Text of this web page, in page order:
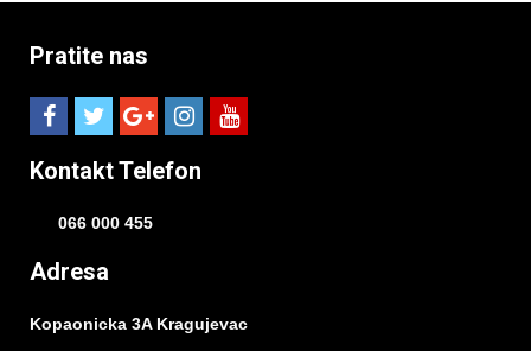
Pratite nas
Kontakt Telefon
066 000 455
Adresa
Kopaonicka 3A Kragujevac